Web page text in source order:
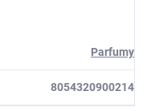
Parfumy
8054320900214